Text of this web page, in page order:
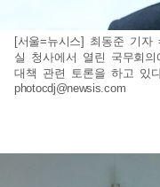
[서울=뉴시스] 최동준 기
실 청사에서 열린 국무회
대책 관련 토론을 하고 있
photocdj@newsis.com